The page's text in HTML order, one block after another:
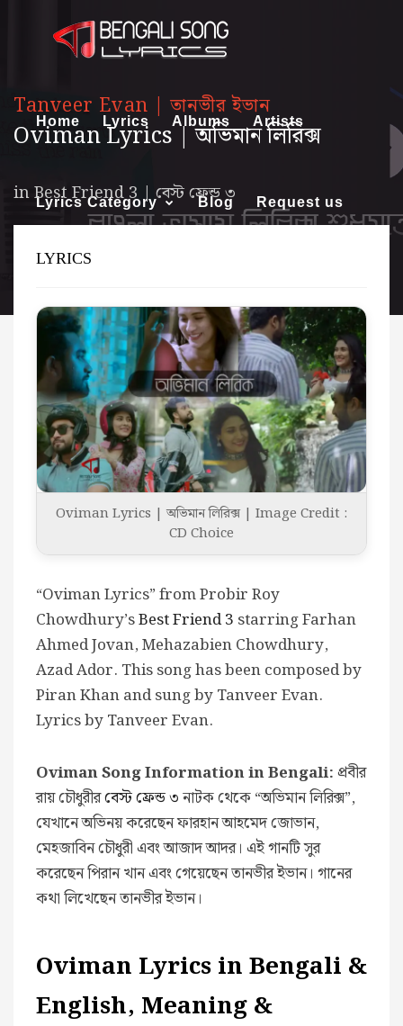
Home Lyrics Albums Artists
Lyrics Category Blog Request us
Tanveer Evan | তানভীর ইভান
Oviman Lyrics | অভিমান লিরিক্স
inBest Friend 3 | বেস্ট ফ্রেন্ড ৩
LYRICS
Oviman Lyrics | অভিমান লিরিক্স | Image Credit :
CD Choice
“Oviman Lyrics” from Probir Roy
Chowdhury’sBest Friend 3 starring Farhan
Ahmed Jovan, Mehazabien Chowdhury,
Azad Ador. This song has been composed by
Piran Khan and sung by Tanveer Evan.
Lyrics by Tanveer Evan.
Oviman Song Information in Bengali:প্রবীর
রায় চৌধুরীরবেস্ট ফ্রেন্ড ৩নাটক থেকে “অভিমান লিরিক্স”,
যেখানে অভিনয় করেছেন ফারহান আহমেদ জোভান,
মেহজাবিন চৌধুরী এবং আজাদ আদর। এই গানটি সুর
করেছেন পিরান খান এবং গেয়েছেন তানভীর ইভান। গানের
কথা লিখেছেন তানভীর ইভান।
Oviman Lyrics in Bengali &
English, Meaning &